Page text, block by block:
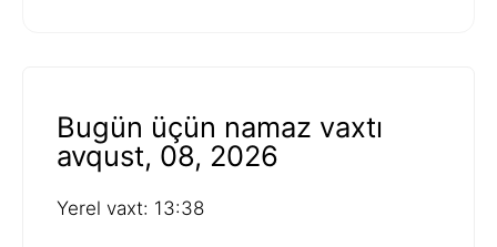
Bugün üçün namaz vaxtı
avqust, 08, 2026
Yerel vaxt: 13:38